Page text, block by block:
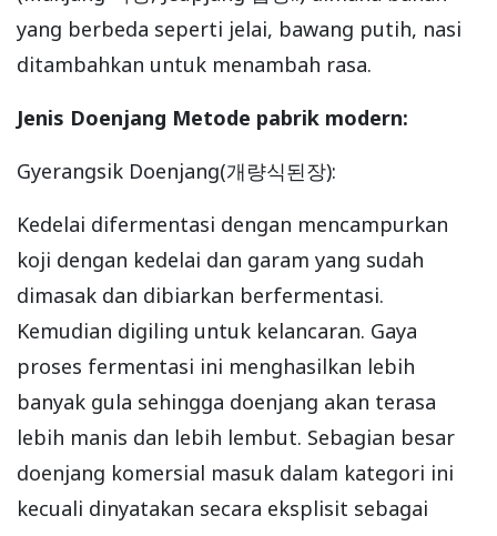
yang berbeda seperti jelai, bawang putih, nasi
ditambahkan untuk menambah rasa.
Jenis Doenjang Metode pabrik modern:
Gyerangsik Doenjang(개량식된장):
Kedelai difermentasi dengan mencampurkan
koji dengan kedelai dan garam yang sudah
dimasak dan dibiarkan berfermentasi.
Kemudian digiling untuk kelancaran. Gaya
proses fermentasi ini menghasilkan lebih
banyak gula sehingga doenjang akan terasa
lebih manis dan lebih lembut. Sebagian besar
doenjang komersial masuk dalam kategori ini
kecuali dinyatakan secara eksplisit sebagai